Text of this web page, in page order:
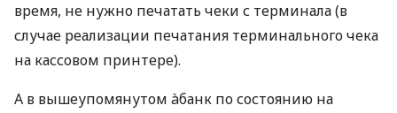
время, не нужно печатать чеки с терминала (в
случае реализации печатания терминального чека
на кассовом принтере).
А в вышеупомянутом àбанк по состоянию на